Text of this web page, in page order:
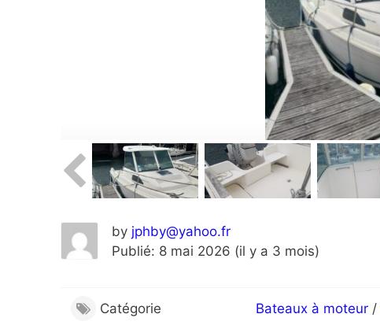
by jphby@yahoo.fr
Publié: 8 mai 2026 (il y a 3 mois)
Catégorie Bateaux à moteur/